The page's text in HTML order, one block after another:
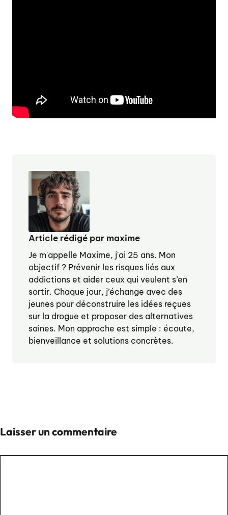
Article rédigé par maxime
Je m'appelle Maxime, j'ai 25 ans. Mon
objectif ? Prévenir les risques liés aux
addictions et aider ceux qui veulent s’en
sortir. Chaque jour, j’échange avec des
jeunes pour déconstruire les idées reçues
sur la drogue et proposer des alternatives
saines. Mon approche est simple : écoute,
bienveillance et solutions concrètes.
Laisser un commentaire